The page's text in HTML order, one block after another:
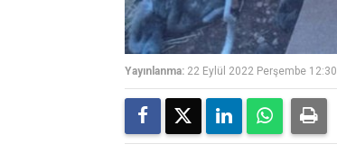
Yayınlanma: 22 Eylül 2022 Perşembe 12:30